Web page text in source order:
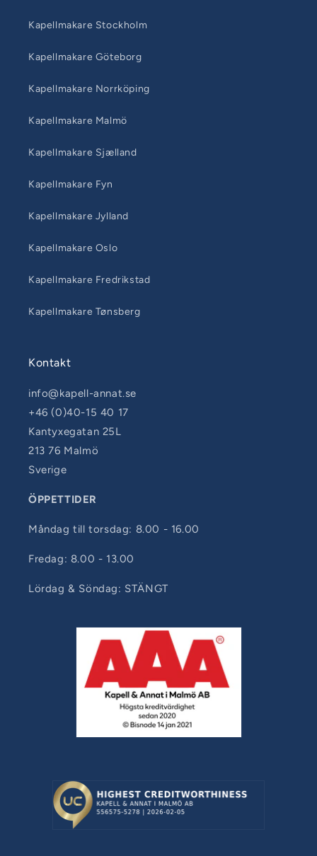
Kapellmakare Stockholm
Kapellmakare Göteborg
Kapellmakare Norrköping
Kapellmakare Malmö
Kapellmakare Sjælland
Kapellmakare Fyn
Kapellmakare Jylland
Kapellmakare Oslo
Kapellmakare Fredrikstad
Kapellmakare Tønsberg
Kontakt
info@kapell-annat.se
+46 (0)40-15 40 17
Kantyxegatan 25L
213 76 Malmö
Sverige
ÖPPETTIDER
Måndag till torsdag: 8.00 - 16.00
Fredag: 8.00 - 13.00
Lördag & Söndag: STÄNGT